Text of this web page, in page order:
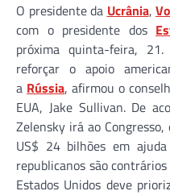
O presidente da Ucrânia,
com o presidente dos
próxima quinta-feira,
reforçar o apoio
a Rússia, afirmou o
EUA, Jake Sullivan. De
Zelensky irá ao
US$ 24 bilhões em
republicanos são
Estados Unidos deve